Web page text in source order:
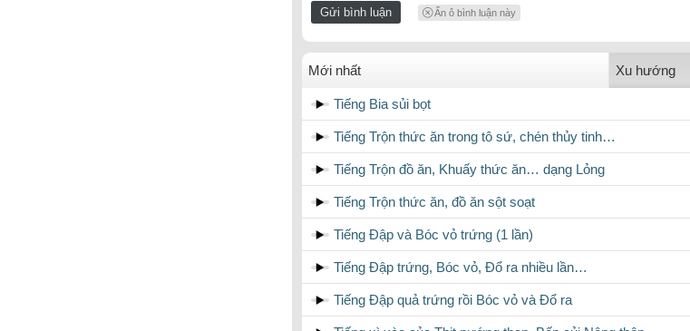
Ẩn ô bình luận này
Mới nhất Xu hướng
Tiếng Bia sủi bọt
Tiếng Trộn thức ăn trong tô sứ, chén thủy tinh…
Tiếng Trộn đồ ăn, Khuấy thức ăn… dạng Lỏng
Tiếng Trộn thức ăn, đồ ăn sột soạt
Tiếng Đập và Bóc vỏ trứng (1 lần)
Tiếng Đập trứng, Bóc vỏ, Đổ ra nhiều lần…
Tiếng Đập quả trứng rồi Bóc vỏ và Đổ ra